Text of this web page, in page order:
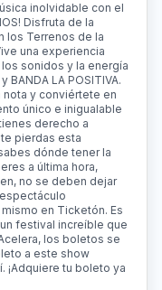
inolvidable con el
Disfruta de la
los Terrenos de la
una experiencia
sonidos y la energía
BANDA LA POSITIVA.
y conviértete en
único e inigualable
derecho a
pierdas esta
dónde tener la
a última hora,
no se deben dejar
en Ticketón. Es
festival increíble que
los boletos se
a este show
¡Adquiere tu boleto ya